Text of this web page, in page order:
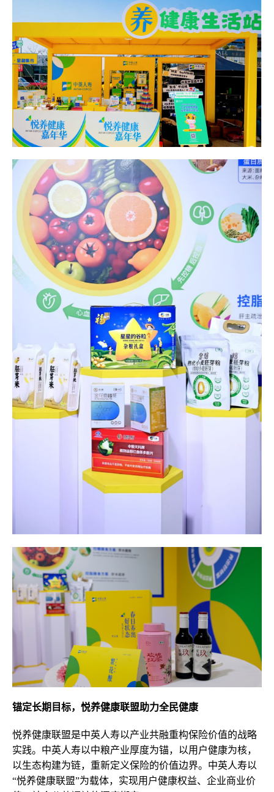
锚定长期目标，悦养健康联盟助力全民健康
悦养健康联盟是中英人寿以产业共融重构保险价值的战略
实践。中英人寿以中粮产业厚度为锚，以用户健康为核，
以生态构建为链，重新定义保险的价值边界。中英人寿以
“悦养健康联盟”为载体，实现用户健康权益、企业商业价